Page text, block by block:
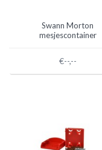
Swann Morton
mesjescontainer
€--,--